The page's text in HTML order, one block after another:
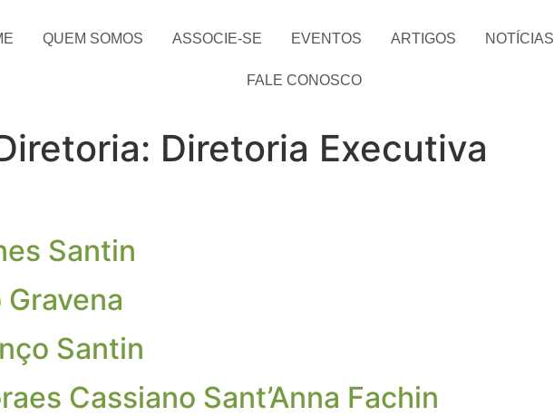
QUEM SOMOS ASSOCIE-SE EVENTOS ARTIGOS NOTÍCIAS
FALE CONOSCO
Diretoria Executiva
Santin
Santin
Cassiano Sant’Anna Fachin